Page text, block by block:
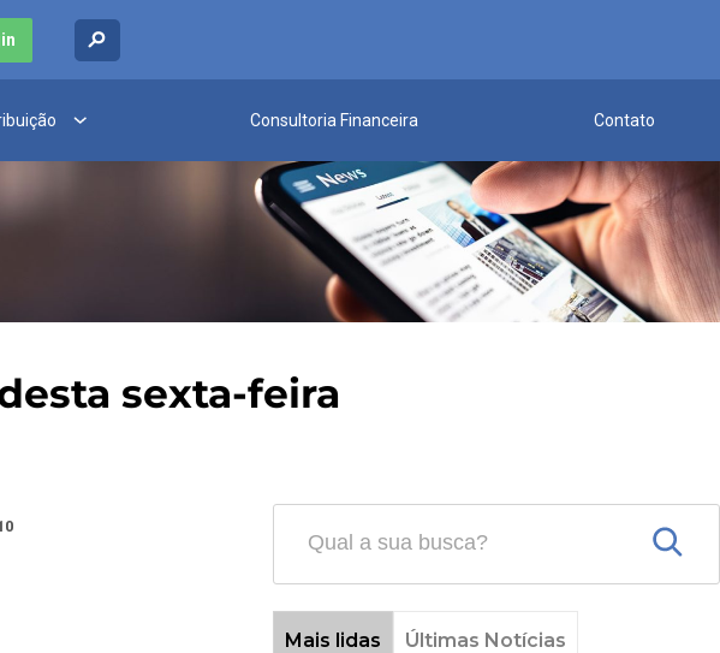
Consultoria Financeira Contato
sexta-feira
Mais lidas Últimas Notícias